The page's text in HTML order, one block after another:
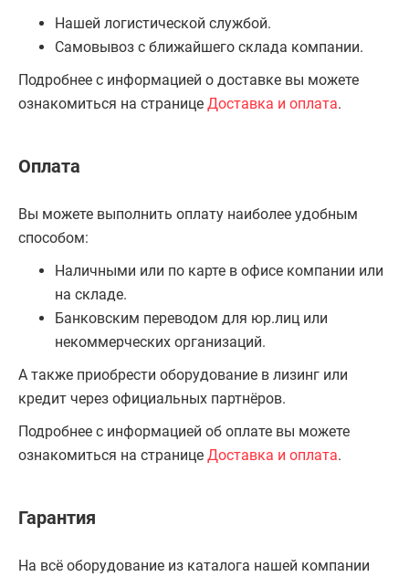
Нашей логистической службой.
Самовывоз с ближайшего склада компании.
Подробнее с информацией о доставке вы можете
ознакомиться на странице Доставка и оплата.
Оплата
Вы можете выполнить оплату наиболее удобным
способом:
Наличными или по карте в офисе компании или
на складе.
Банковским переводом для юр.лиц или
некоммерческих организаций.
А также приобрести оборудование в лизинг или
кредит через официальных партнёров.
Подробнее с информацией об оплате вы можете
ознакомиться на странице Доставка и оплата.
Гарантия
На всё оборудование из каталога нашей компании